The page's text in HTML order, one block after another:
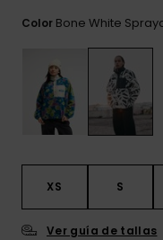
Color Bone White
XS S
Ver guía de tallas